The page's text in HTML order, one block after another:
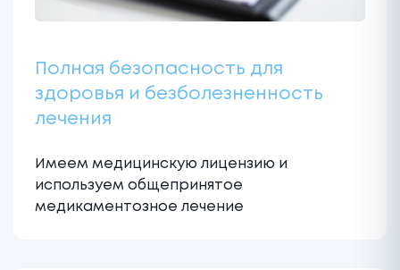
Полная безопасность для
здоровья и безболезненность
лечения
Имеем медицинскую лицензию и
используем общепринятое
медикаментозное лечение